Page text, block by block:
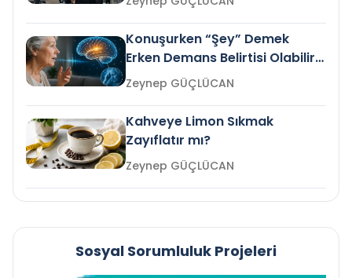
Konuşurken “Şey” Demek
Erken Demans Belirtisi Olabilir
mi?
Zeynep GÜÇLÜCAN
Kahveye Limon Sıkmak
Zayıflatır mı?
Zeynep GÜÇLÜCAN
Sosyal Sorumluluk Projeleri